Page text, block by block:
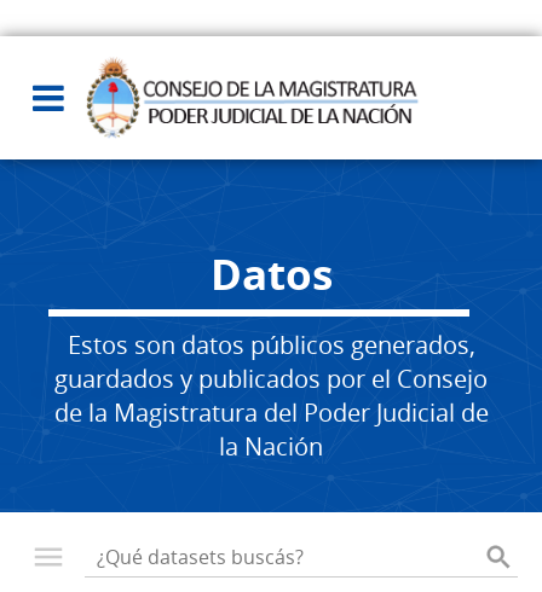
Datos
Estos son datos públicos generados,
guardados y publicados por el Consejo
de la Magistratura del Poder Judicial de
la Nación